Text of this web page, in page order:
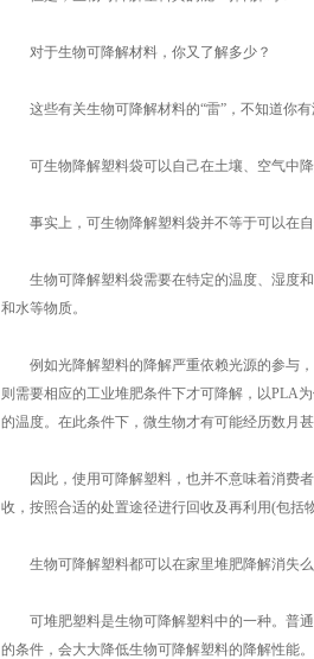
对于生物可降解材料，你又了解多少？
这些有关生物可降解材料的“雷”，不知道你有
可生物降解塑料袋可以自己在土壤、空气中降
事实上，可生物降解塑料袋并不等于可以在自
生物可降解塑料袋需要在特定的温度、湿度和
和水等物质。
例如光降解塑料的降解严重依赖光源的参与，
则需要相应的工业堆肥条件下才可降解，以PLA
的温度。在此条件下，微生物才有可能经历数月
因此，使用可降解塑料，也并不意味着消费者
收，按照合适的处置途径进行回收及再利用(包括
生物可降解塑料都可以在家里堆肥降解消失么
可堆肥塑料是生物可降解塑料中的一种。普通
的条件，会大大降低生物可降解塑料的降解性能